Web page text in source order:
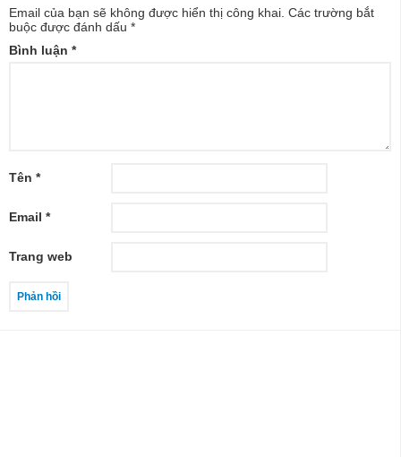
Email của bạn sẽ không được hiển thị công khai. Các trường bắt
buộc được đánh dấu *
Bình luận *
Tên *
Email *
Trang web